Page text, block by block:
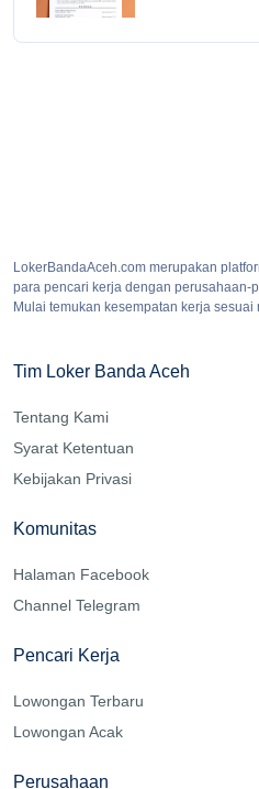
LokerBandaAceh.com merupakan
para pencari kerja dengan perusahaan-
Mulai temukan kesempatan kerja
Tim Loker Banda Aceh
Tentang Kami
Syarat Ketentuan
Kebijakan Privasi
Komunitas
Halaman Facebook
Channel Telegram
Pencari Kerja
Lowongan Terbaru
Lowongan Acak
Perusahaan